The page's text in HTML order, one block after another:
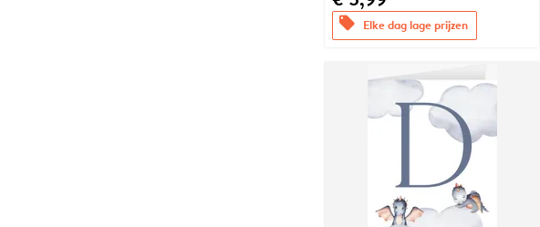
offers Elke dag lage prijzen